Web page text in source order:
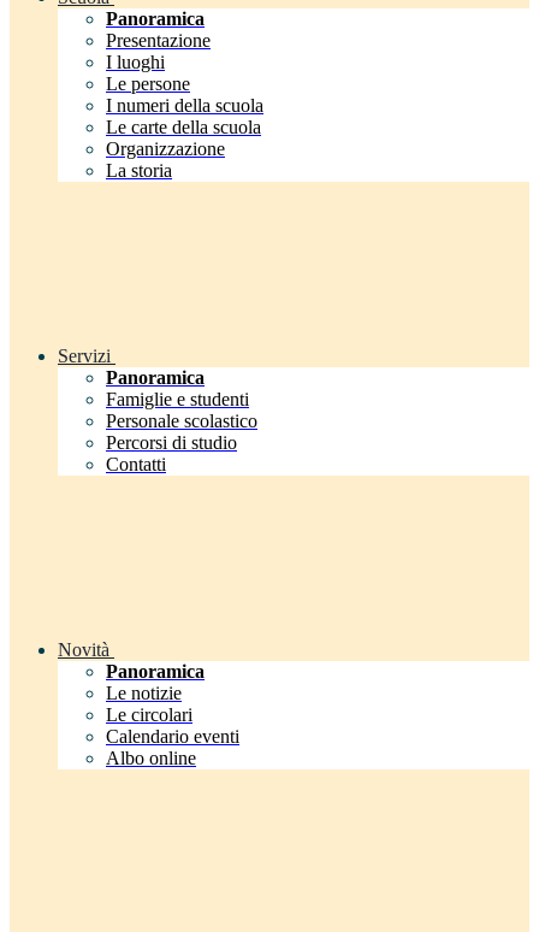
Panoramica
Presentazione
I luoghi
Le persone
I numeri della scuola
Le carte della scuola
Organizzazione
La storia
Servizi
Panoramica
Famiglie e studenti
Personale scolastico
Percorsi di studio
Contatti
Novità
Panoramica
Le notizie
Le circolari
Calendario eventi
Albo online